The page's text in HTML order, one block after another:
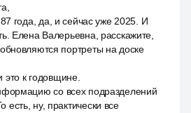
года, да, и сейчас уже 2025. И
Елена Валерьевна, расскажите,
портреты на доске
к годовщине.
со всех подразделений
ну, практически все